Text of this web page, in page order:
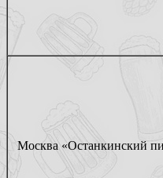
Москва «Останкинский